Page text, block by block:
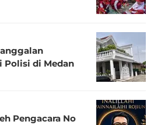
Polisi di Medan
Pengacara No